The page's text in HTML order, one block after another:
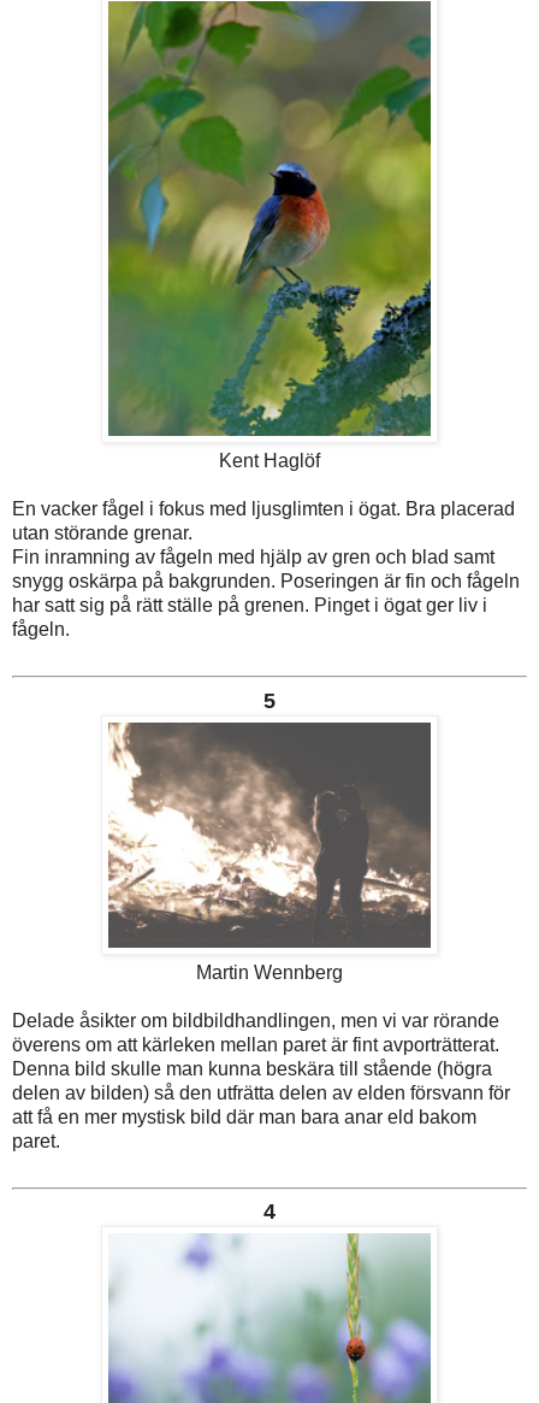
Kent Haglöf
En vacker fågel i fokus med ljusglimten i ögat. Bra placerad
utan störande grenar.
Fin inramning av fågeln med hjälp av gren och blad samt
snygg oskärpa på bakgrunden. Poseringen är fin och fågeln
har satt sig på rätt ställe på grenen. Pinget i ögat ger liv i
fågeln.
5
Martin Wennberg
Delade åsikter om bildbildhandlingen, men vi var rörande
överens om att kärleken mellan paret är fint avporträtterat.
Denna bild skulle man kunna beskära till stående (högra
delen av bilden) så den utfrätta delen av elden försvann för
att få en mer mystisk bild där man bara anar eld bakom
paret.
4